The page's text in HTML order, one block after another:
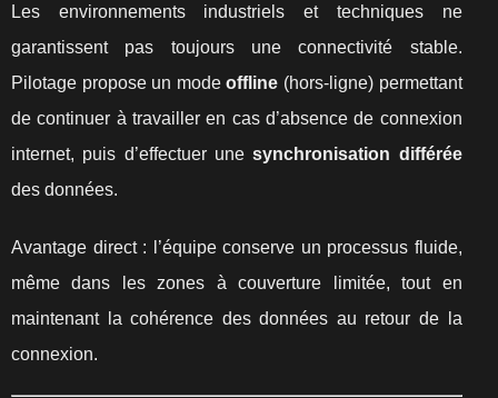
Les environnements industriels et techniques ne
garantissent pas toujours une connectivité stable.
Pilotage propose un modeoffline (hors-ligne) permettant
de continuer à travailler en cas d’absence de connexion
internet, puis d’effectuer unesynchronisation différée
des données.
Avantage direct : l’équipe conserve un processus fluide,
même dans les zones à couverture limitée, tout en
maintenant la cohérence des données au retour de la
connexion.